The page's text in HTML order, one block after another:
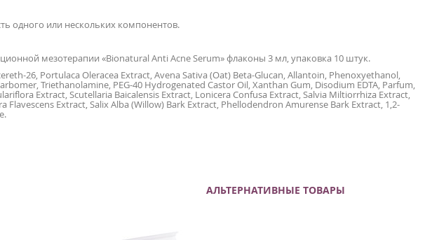
одного или нескольких компонентов.
мезотерапии «Bionatural Anti Acne Serum» флаконы 3 мл, упаковка 10 штук.
26, Portulaca Oleracea Extract, Avena Sativa (Oat) Beta-Glucan, Allantoin, Phenoxyethanol,
Triethanolamine, PEG-40 Hydrogenated Castor Oil, Xanthan Gum, Disodium EDTA, Parfum,
Extract, Scutellaria Baicalensis Extract, Lonicera Confusa Extract, Salvia Miltiorrhiza Extract,
Flavescens Extract, Salix Alba (Willow) Bark Extract, Phellodendron Amurense Bark Extract, 1,2-
АЛЬТЕРНАТИВНЫЕ ТОВАРЫ